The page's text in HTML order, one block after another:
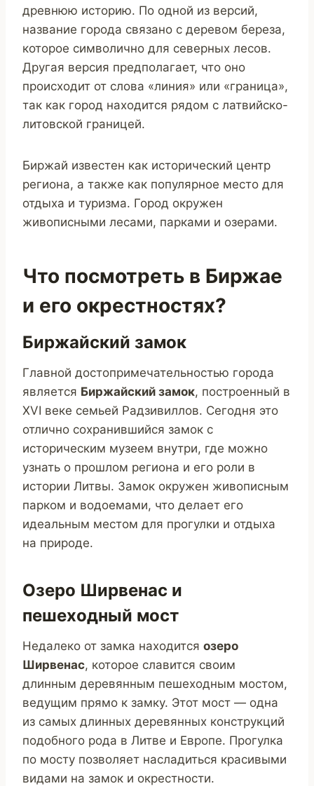
древнюю историю. По одной из версий,
название города связано с деревом береза,
которое символично для северных лесов.
Другая версия предполагает, что оно
происходит от слова «линия» или «граница»,
так как город находится рядом с латвийско-
литовской границей.
Биржай известен как исторический центр
региона, а также как популярное место для
отдыха и туризма. Город окружен
живописными лесами, парками и озерами.
Что посмотреть в Биржае
и его окрестностях?
Биржайский замок
Главной достопримечательностью города
является Биржайский замок, построенный в
XVI веке семьей Радзивиллов. Сегодня это
отлично сохранившийся замок с
историческим музеем внутри, где можно
узнать о прошлом региона и его роли в
истории Литвы. Замок окружен живописным
парком и водоемами, что делает его
идеальным местом для прогулки и отдыха
на природе.
Озеро Ширвенас и
пешеходный мост
Недалеко от замка находится озеро
Ширвенас, которое славится своим
длинным деревянным пешеходным мостом,
ведущим прямо к замку. Этот мост — одна
из самых длинных деревянных конструкций
подобного рода в Литве и Европе. Прогулка
по мосту позволяет насладиться красивыми
видами на замок и окрестности.